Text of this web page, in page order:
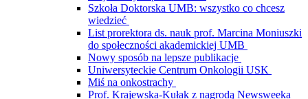
Szkoła Doktorska UMB: wszystko co chcesz
wiedzieć
List prorektora ds. nauk prof. Marcina Moniuszki
do społeczności akademickiej UMB
Nowy sposób na lepsze publikacje
Uniwersyteckie Centrum Onkologii USK
Miś na onkostrachy
Prof. Krajewska-Kułak z nagrodą Newsweeka